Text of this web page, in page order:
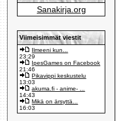
Sanakirja.org
Viimeisimmät viestit
Ilmeeni kun...
23:29
IpesGames on Facebook
21:46
Pikavippi keskustelu
13:03
akuma.fi - anime- ...
14:43
Mikä on ärsyttä...
16:03